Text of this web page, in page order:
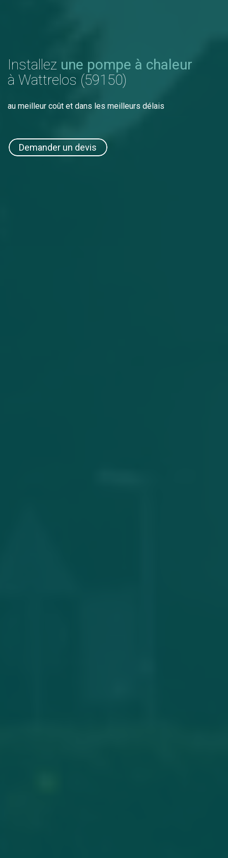
Installez une pompe à chaleur
à Wattrelos (59150)
au meilleur coût et dans les meilleurs délais
Demander un devis